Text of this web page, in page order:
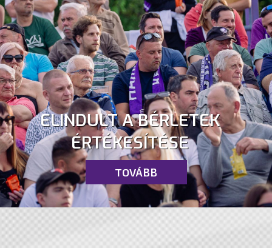
ELINDULT A BÉRLETEK
ÉRTÉKESÍTÉSE
TOVÁBB